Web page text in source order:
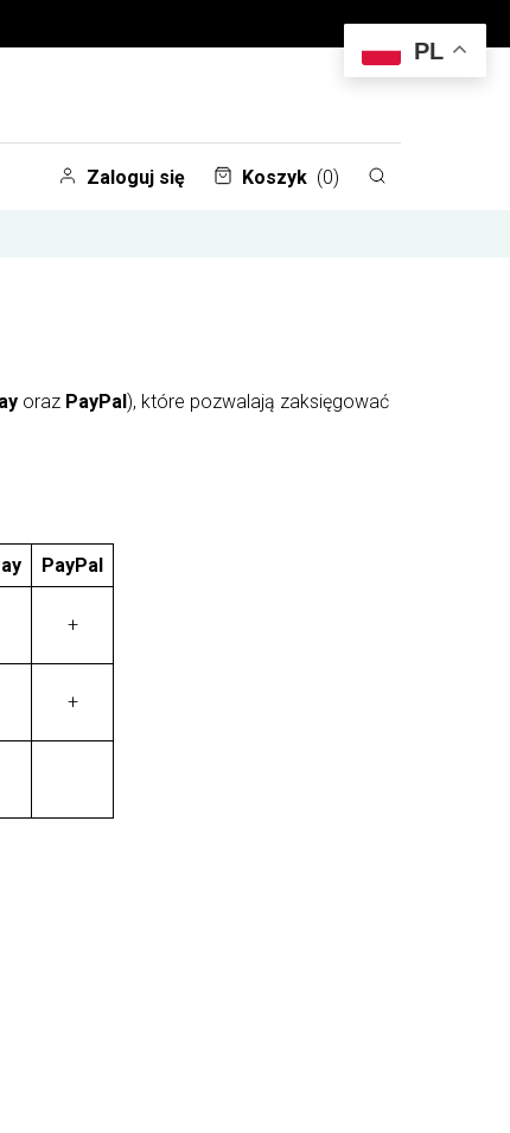
Zaloguj się Koszyk (0)
oraz PayPal), które pozwalają zaksięgować
PayPal
+
+
PL